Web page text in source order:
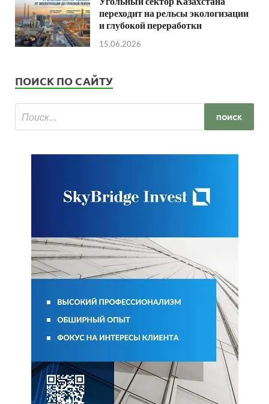
переходит на рельсы экологизации
и глубокой переработки
15.06.2026
ПОИСК ПО САЙТУ